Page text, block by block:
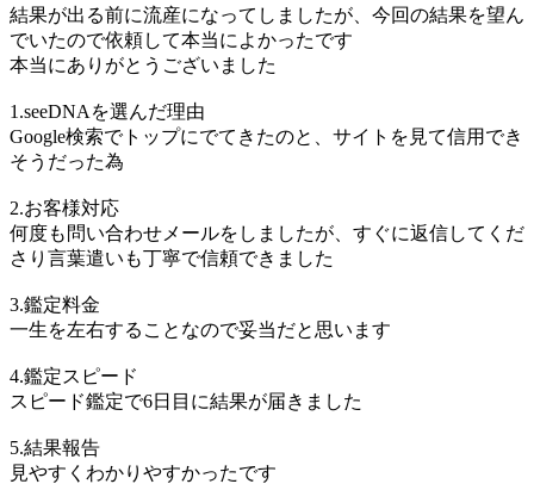
結果が出る前に流産になってしましたが、今回の結果を望ん
でいたので依頼して本当によかったです
本当にありがとうございました
1.seeDNAを選んだ理由
Google検索でトップにでてきたのと、サイトを見て信用でき
そうだった為
2.お客様対応
何度も問い合わせメールをしましたが、すぐに返信してくだ
さり言葉遣いも丁寧で信頼できました
3.鑑定料金
一生を左右することなので妥当だと思います
4.鑑定スピード
スピード鑑定で6日目に結果が届きました
5.結果報告
見やすくわかりやすかったです